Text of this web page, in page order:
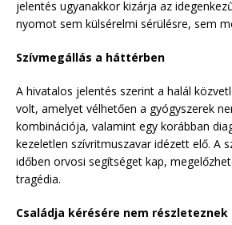
jelentés ugyanakkor kizárja az
nyomot sem külsérelmi sérülésre, sem
Szívmegállás a háttérben
A hivatalos jelentés szerint a halál
volt, amelyet vélhetően a gyógyszerek
kombinációja, valamint egy korábban
kezeletlen szívritmuszavar idézett elő. A
időben orvosi segítséget kap,
tragédia.
Családja kérésére nem